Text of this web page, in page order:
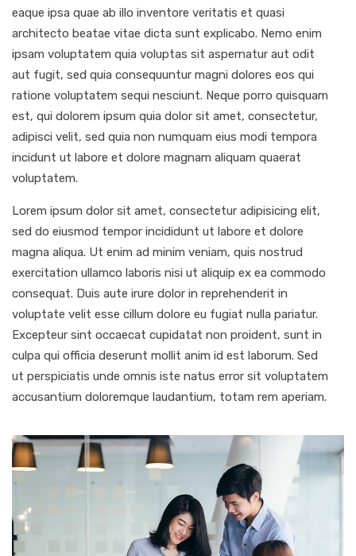
eaque ipsa quae ab illo inventore veritatis et quasi
architecto beatae vitae dicta sunt explicabo. Nemo enim
ipsam voluptatem quia voluptas sit aspernatur aut odit
aut fugit, sed quia consequuntur magni dolores eos qui
ratione voluptatem sequi nesciunt. Neque porro quisquam
est, qui dolorem ipsum quia dolor sit amet, consectetur,
adipisci velit, sed quia non numquam eius modi tempora
incidunt ut labore et dolore magnam aliquam quaerat
voluptatem.
Lorem ipsum dolor sit amet, consectetur adipisicing elit,
sed do eiusmod tempor incididunt ut labore et dolore
magna aliqua. Ut enim ad minim veniam, quis nostrud
exercitation ullamco laboris nisi ut aliquip ex ea commodo
consequat. Duis aute irure dolor in reprehenderit in
voluptate velit esse cillum dolore eu fugiat nulla pariatur.
Excepteur sint occaecat cupidatat non proident, sunt in
culpa qui officia deserunt mollit anim id est laborum. Sed
ut perspiciatis unde omnis iste natus error sit voluptatem
accusantium doloremque laudantium, totam rem aperiam.